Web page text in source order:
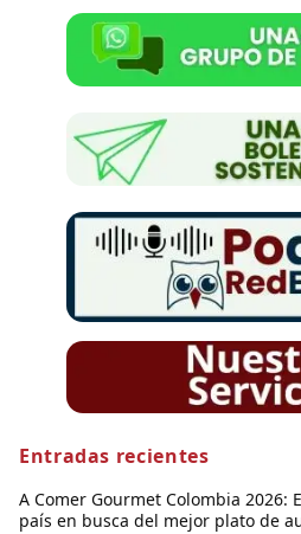
Entradas recientes
A Comer Gourmet Colombia 2026:
país en busca del mejor plato de